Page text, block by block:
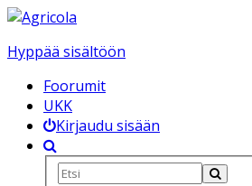
Hyppää sisältöön
Foorumit
UKK
Kirjaudu sisään